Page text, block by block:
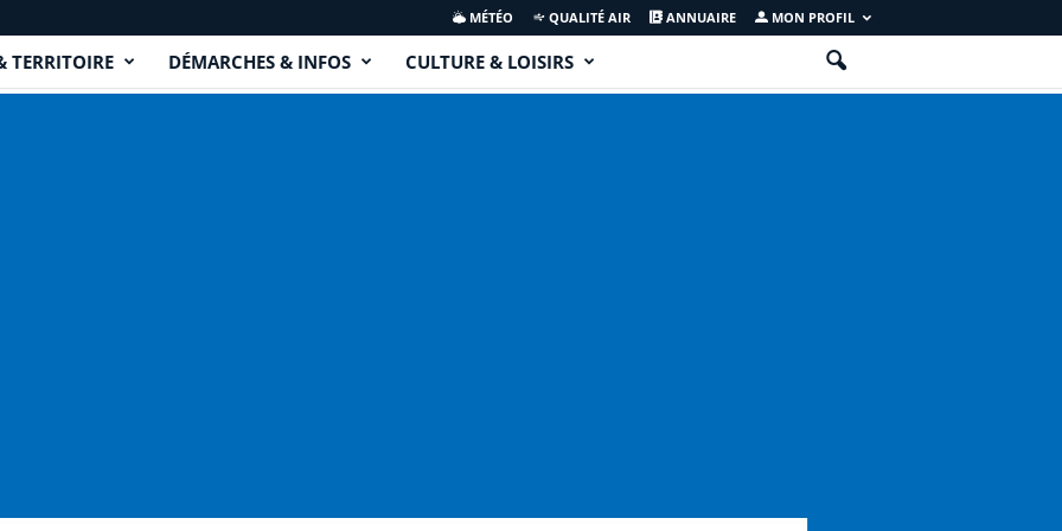
MÉTÉO QUALITÉ AIR ANNUAIRE MON PROFIL
TERRITOIRE DÉMARCHES & INFOS CULTURE & LOISIRS